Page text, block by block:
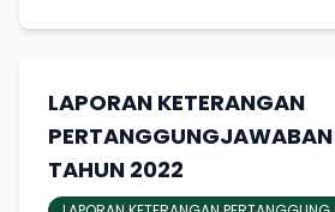
LAPORAN KETERANGAN
TAHUN 2022